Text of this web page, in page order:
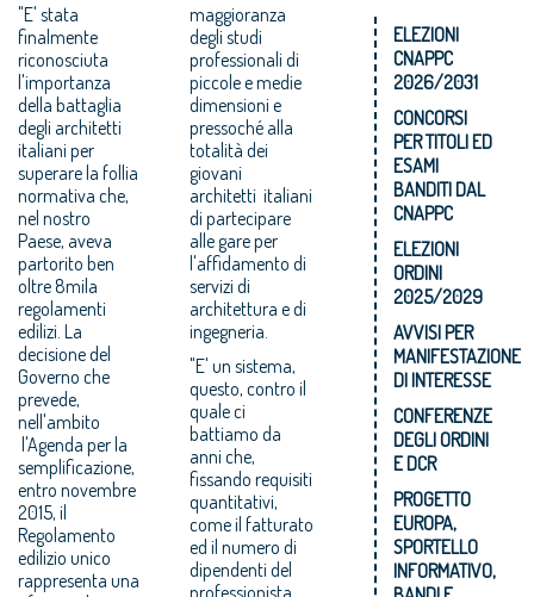
"E' stata
finalmente
riconosciuta
l'importanza
della battaglia
degli architetti
italiani per
superare la follia
normativa che,
nel nostro
Paese, aveva
partorito ben
oltre 8mila
regolamenti
edilizi. La
decisione del
Governo che
prevede,
nell'ambito
l'Agenda per la
semplificazione,
entro novembre
2015, il
Regolamento
edilizio unico
rappresenta una
maggioranza
degli studi
professionali di
piccole e medie
dimensioni e
pressoché alla
totalità dei
giovani
architetti italiani
di partecipare
alle gare per
l'affidamento di
servizi di
architettura e di
ingegneria.
"E' un sistema,
questo, contro il
quale ci
battiamo da
anni che,
fissando requisiti
quantitativi,
come il fatturato
ed il numero di
dipendenti del
professionista,
ELEZIONI
CNAPPC
2026/2031
CONCORSI
PER TITOLI ED
ESAMI
BANDITI DAL
CNAPPC
ELEZIONI
ORDINI
2025/2029
AVVISI PER
MANIFESTAZIONE
DI INTERESSE
CONFERENZE
DEGLI ORDINI
E DCR
PROGETTO
EUROPA,
SPORTELLO
INFORMATIVO,